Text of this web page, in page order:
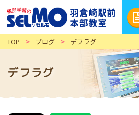
TOP > ブログ > デフラグ
デフラグ